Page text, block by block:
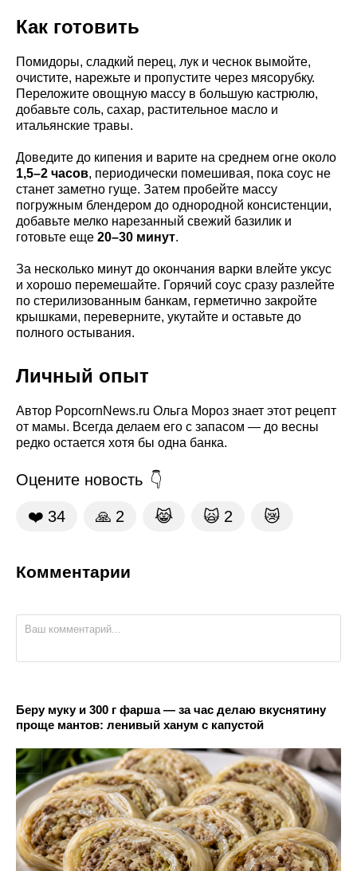
Как готовить
Помидоры, сладкий перец, лук и чеснок вымойте,
очистите, нарежьте и пропустите через мясорубку.
Переложите овощную массу в большую кастрюлю,
добавьте соль, сахар, растительное масло и
итальянские травы.
Доведите до кипения и варите на среднем огне около
1,5–2 часов, периодически помешивая, пока соус не
станет заметно гуще. Затем пробейте массу
погружным блендером до однородной консистенции,
добавьте мелко нарезанный свежий базилик и
готовьте еще 20–30 минут.
За несколько минут до окончания варки влейте уксус
и хорошо перемешайте. Горячий соус сразу разлейте
по стерилизованным банкам, герметично закройте
крышками, переверните, укутайте и оставьте до
полного остывания.
Личный опыт
Автор PopcornNews.ru Ольга Мороз знает этот рецепт
от мамы. Всегда делаем его с запасом — до весны
редко остается хотя бы одна банка.
Оцените новость
❤️ 34 🙏 2 😹 🙀 2 😿
Комментарии
Беру муку и 300 г фарша — за час делаю вкуснятину
проще мантов: ленивый ханум с капустой